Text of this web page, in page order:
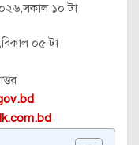
১০ টা
০৫ টা